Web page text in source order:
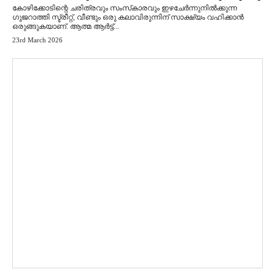
കോഴിക്കോടിന്റെ ചരിത്രവും സംസ്‌കാരവും ഇഴചേർന്നുനിൽക്കുന്ന
ഗുജറാത്തി സ്ട്രീറ്റ്, വീണ്ടും ഒരു കലാവിരുന്നിന് സാക്ഷ്യം വഹിക്കാൻ
ഒരുങ്ങുകയാണ്. ആത്മ ആർട്ട്...
23rd March 2026